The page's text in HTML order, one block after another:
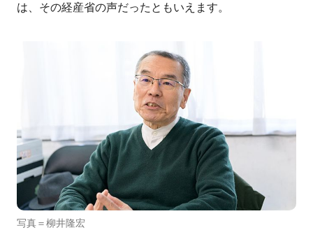
は、その経産省の声だったともいえます。
写真＝柳井隆宏